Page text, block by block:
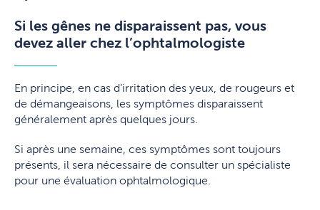
Si les gênes ne disparaissent pas, vous
devez aller chez l’ophtalmologiste
En principe, en cas d’irritation des yeux, de rougeurs et
de démangeaisons, les symptômes disparaissent
généralement après quelques jours.
Si après une semaine, ces symptômes sont toujours
présents, il sera nécessaire de consulter un spécialiste
pour une évaluation ophtalmologique.